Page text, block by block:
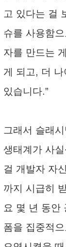
고 있다는 걸
슈를 사용함
자를 만드는
게 되고, 더
있습니다.”
그래서 슬래
생태계가 사
걸 개발자 자
까지 시급히
요 몇 년 동안
폼을 집중적